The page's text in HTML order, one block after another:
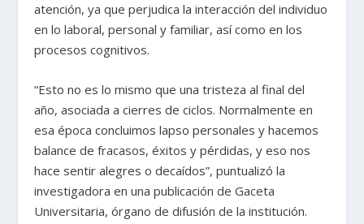
atención, ya que perjudica la interacción del individuo
en lo laboral, personal y familiar, así como en los
procesos cognitivos.
“Esto no es lo mismo que una tristeza al final del
año, asociada a cierres de ciclos. Normalmente en
esa época concluimos lapso personales y hacemos
balance de fracasos, éxitos y pérdidas, y eso nos
hace sentir alegres o decaídos”, puntualizó la
investigadora en una publicación de Gaceta
Universitaria, órgano de difusión de la institución.